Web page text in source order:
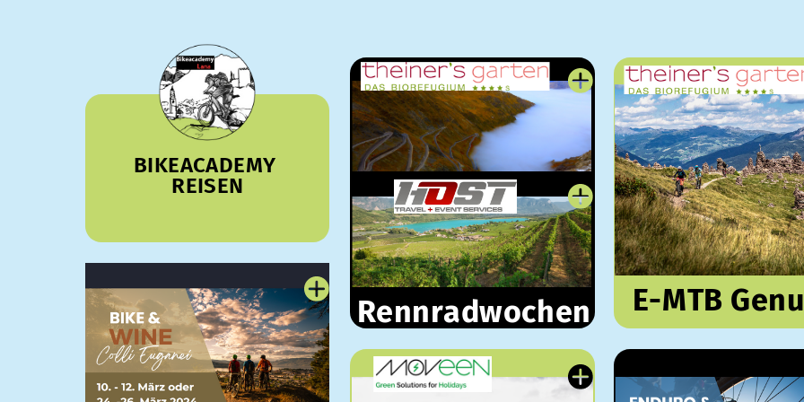
BIKEACADEMY ​
REISEN
Rennradwochen E-MTB